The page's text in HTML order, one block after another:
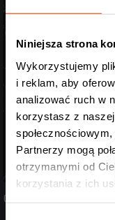
Niniejsza strona
Wykorzystujemy
i reklam, aby
analizować ruch w
korzystasz z
Partnerzy mogą
otrzymanymi od
korzystania z ich
07.08.2026